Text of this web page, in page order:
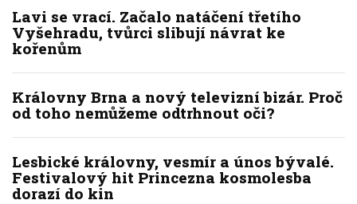
Lavi se vrací. Začalo natáčení třetího
Vyšehradu, tvůrci slibují návrat ke
kořenům
Královny Brna a nový televizní bizár. Proč
od toho nemůžeme odtrhnout oči?
Lesbické královny, vesmír a únos bývalé.
Festivalový hit Princezna kosmolesba
dorazí do kin